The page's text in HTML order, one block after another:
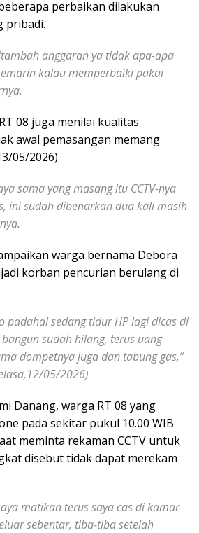
perbaikan dilakukan
pribadi.
anggaran ya tidak apa-apa
kalau memperbaiki pakai
08 juga menilai kualitas
awal pemasangan memang
05/2026)
sama yang masang itu CCTV-nya
ini sudah dibenarkan dua kali masih
warga bernama Debora
korban pencurian berulang di
padahal sedang tidur HP lagi dicas di
sudah hilang, terus uang
dompetnya juga dan tabung gas,”
05/2026)
Danang, warga RT 08 yang
pada sekitar pukul 10.00 WIB
meminta rekaman CCTV untuk
disebut tidak dapat merekam
matikan terus saya cas di kamar
sebentar, tiba-tiba setelah